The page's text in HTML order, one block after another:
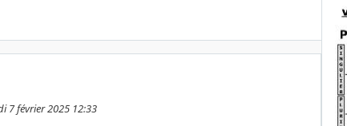
7 février 2025 12:33